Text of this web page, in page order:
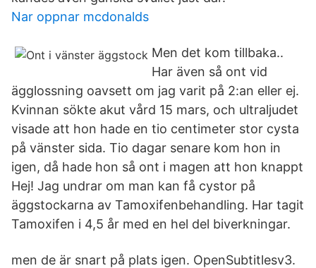
Nar oppnar mcdonalds
Men det kom tillbaka..
Har även så ont vid
ägglossning oavsett om jag varit på 2:an eller ej.
Kvinnan sökte akut vård 15 mars, och ultraljudet
visade att hon hade en tio centimeter stor cysta
på vänster sida. Tio dagar senare kom hon in
igen, då hade hon så ont i magen att hon knappt
Hej! Jag undrar om man kan få cystor på
äggstockarna av Tamoxifenbehandling. Har tagit
Tamoxifen i 4,5 år med en hel del biverkningar.
men de är snart på plats igen. OpenSubtitlesv3.